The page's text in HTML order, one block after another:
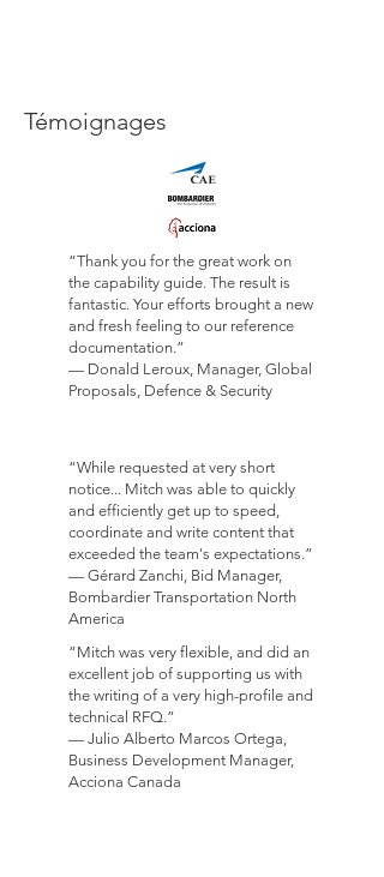
Témoignages
“Thank you for the great work on
the capability guide. The result is
fantastic. Your efforts brought a new
and fresh feeling to our reference
documentation.”
— Donald Leroux, Manager, Global
Proposals, Defence & Security
“While requested at very short
notice... Mitch was able to quickly
and efficiently get up to speed,
coordinate and write content that
exceeded the team's expectations.”
— Gérard Zanchi, Bid Manager,
Bombardier Transportation North
America
“Mitch was very flexible, and did an
excellent job of supporting us with
the writing of a very high-profile and
technical RFQ.”
— Julio Alberto Marcos Ortega,
Business Development Manager,
Acciona Canada